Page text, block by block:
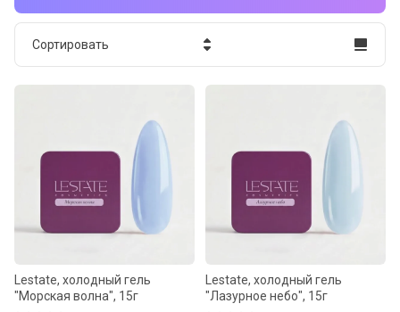
Сортировать
Название - Я-А
Название - А-Я
Lestate, холодный гель
"Морская волна", 15г
Lestate, холодный гель
"Лазурное небо", 15г